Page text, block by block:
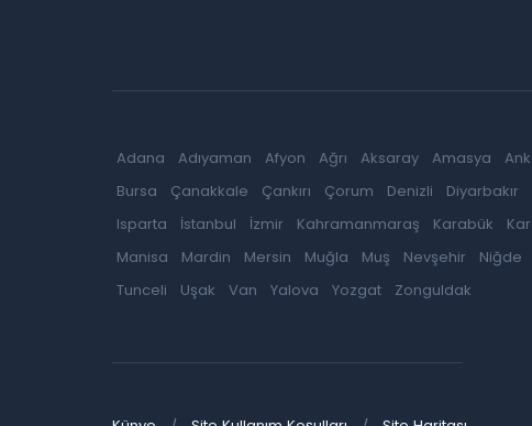
Adana Adıyaman Afyon Ağrı Aksaray Amasya
Bursa
Çanakkale Çankırı Çorum Denizli Diyarbakır
Isparta
İstanbul İzmir Kahramanmaraş Karabük
Manisa
Mardin Mersin Muğla Muş Nevşehir Niğde
Tunceli
Uşak Van Yalova Yozgat Zonguldak